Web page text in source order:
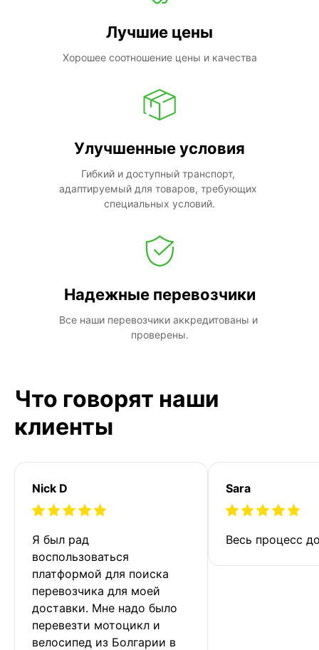
Лучшие цены
Хорошее соотношение цены и качества
Улучшенные условия
Гибкий и доступный транспорт,
адаптируемый для товаров, требующих
специальных условий.
Надежные перевозчики
Все наши перевозчики аккредитованы и
проверены.
Что говорят наши
клиенты
Nick D
Я был рад
воспользоваться
платформой для поиска
перевозчика для моей
доставки. Мне надо было
перевезти мотоцикл и
велосипед из Болгарии в
Sara
Весь процесс